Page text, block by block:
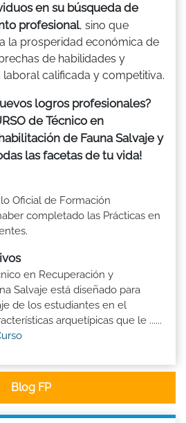
en su búsqueda de
profesional, sino que
la prosperidad económica de
de habilidades y
calificada y competitiva.
logros profesionales?
de Técnico en
de Fauna Salvaje y
las facetas de tu vida!
Oficial de Formación
completado las Prácticas en
en Recuperación y
Salvaje está diseñado para
de los estudiantes en el
arquetípicas que le ......
Blog FP